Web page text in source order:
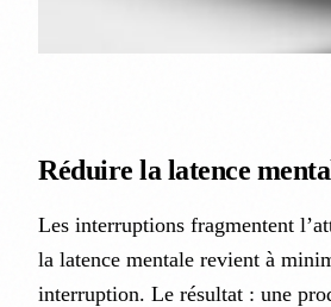
Réduire la latence
Les interruptions fragmentent
la latence mentale revient à
interruption. Le résultat : une